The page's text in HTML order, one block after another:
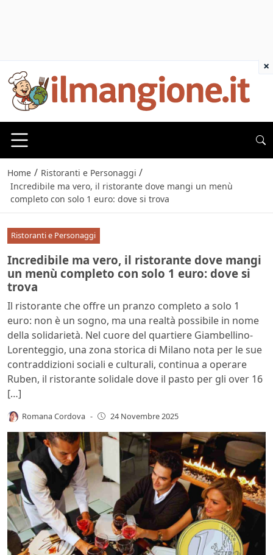
Home / Ristoranti e Personaggi /
Incredibile ma vero, il ristorante dove mangi un menù
completo con solo 1 euro: dove si trova
Ristoranti e Personaggi
Incredibile ma vero, il ristorante dove mangi
un menù completo con solo 1 euro: dove si
trova
Il ristorante che offre un pranzo completo a solo 1
euro: non è un sogno, ma una realtà possibile in nome
della solidarietà. Nel cuore del quartiere Giambellino-
Lorenteggio, una zona storica di Milano nota per le sue
contraddizioni sociali e culturali, continua a operare
Ruben, il ristorante solidale dove il pasto per gli over 16
[…]
Romana Cordova - 24 Novembre 2025
×